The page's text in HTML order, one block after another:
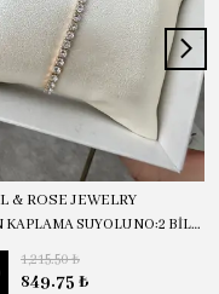
& ROSE JEWELRY
ALTIN KAPLAMA SUYOLU NO:2 BİLEKLİK
1,215.50 ₺
849.75 ₺